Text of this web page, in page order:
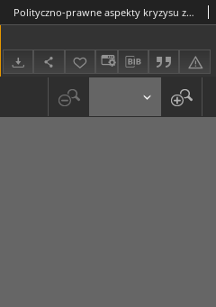
Polityczno-prawne aspekty kryzysu zadłużenia strefy euro Unii Europejskiej